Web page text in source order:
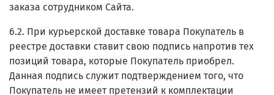
заказа сотрудником Сайта.
6.2. При курьерской доставке товара Покупатель в
реестре доставки ставит свою подпись напротив тех
позиций товара, которые Покупатель приобрел.
Данная подпись служит подтверждением того, что
Покупатель не имеет претензий к комплектации